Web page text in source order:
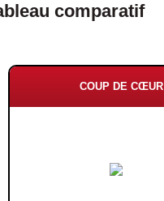
comparatif
COUP DE CŒUR